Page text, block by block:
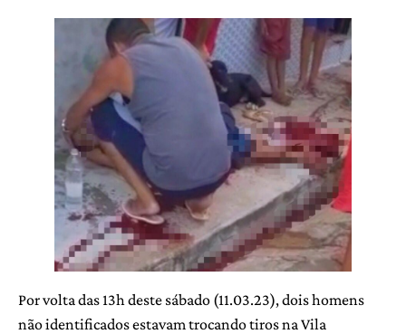
Por volta das 13h deste sábado (11.03.23), dois homens
não identificados estavam trocando tiros na Vila